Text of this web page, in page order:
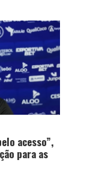
acesso”,
para as